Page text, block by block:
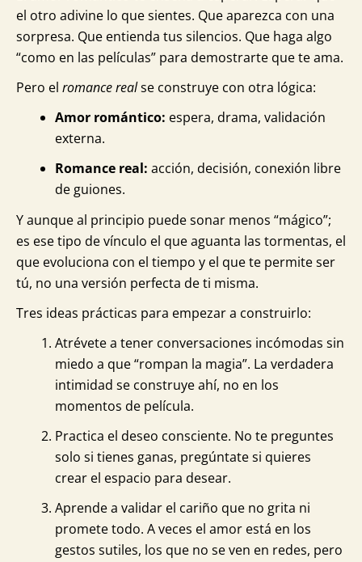
el otro adivine lo que sientes. Que aparezca con una
sorpresa. Que entienda tus silencios. Que haga algo
“como en las películas” para demostrarte que te ama.
Pero el romance realse construye con otra lógica:
Amor romántico: espera, drama, validación
externa.
Romance real: acción, decisión, conexión libre
de guiones.
Y aunque al principio puede sonar menos “mágico”;
es ese tipo de vínculo el que aguanta las tormentas, el
que evoluciona con el tiempo y el que te permite ser
tú, no una versión perfecta de ti misma.
Tres ideas prácticas para empezar a construirlo:
Atrévete a tener conversaciones incómodas sin
miedo a que “rompan la magia”. La verdadera
intimidad se construye ahí, no en los
momentos de película.
Practica el deseo consciente. No te preguntes
solo si tienes ganas, pregúntate si quieres
crear el espacio para desear.
Aprende a validar el cariño que no grita ni
promete todo. A veces el amor está en los
gestos sutiles, los que no se ven en redes, pero